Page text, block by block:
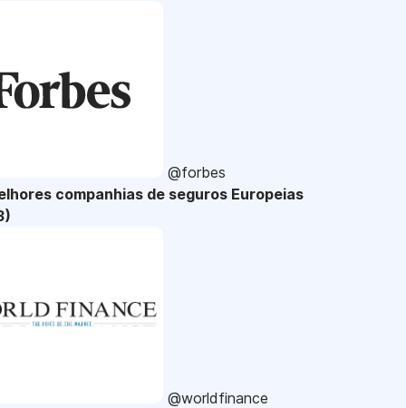
@forbes
companhias de seguros Europeias
@worldfinance